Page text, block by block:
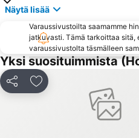
Gare du Nord Metro Station
Palais Garnier Opera National de Paris
Jardin du Luxembourg
14th district Observatoire
16th district Passy
15th district Vaugirard
Näytä lisää
Varaussivustoilta saamamme
jatkuvasti. Tämä tarkoittaa sitä,
varaussivustolta täsmälleen
Yksi suosituimmista
Jaa Lisää suosikkeihin